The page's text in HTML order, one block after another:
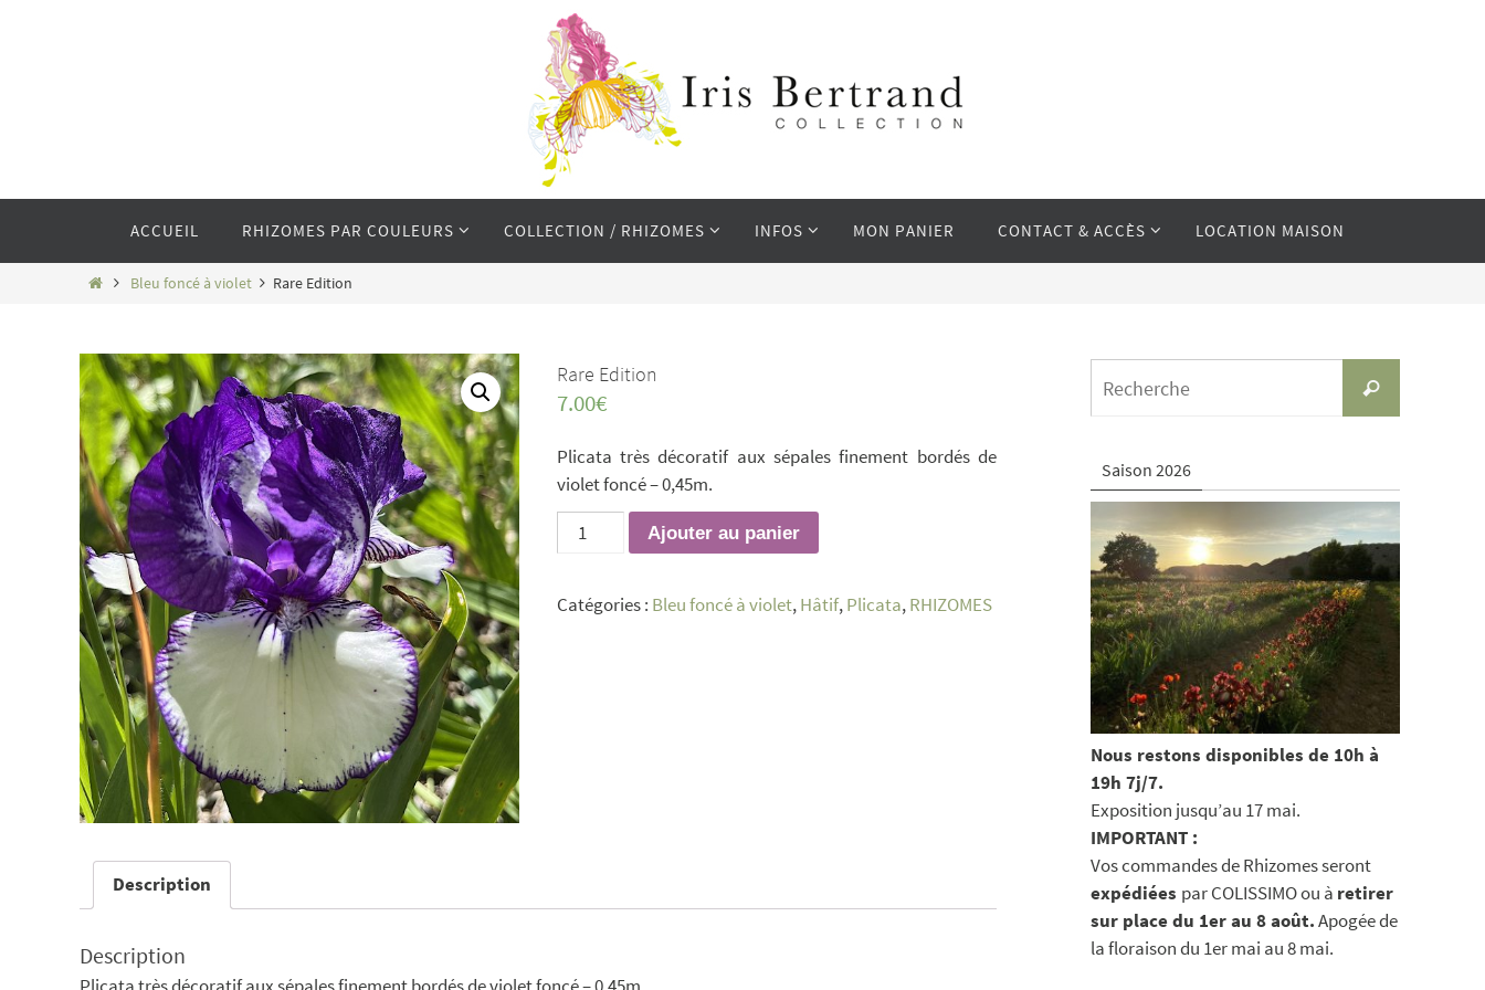
ACCUEIL RHIZOMES PAR COULEURS COLLECTION / RHIZOMES INFOS MON PANIER CONTACT & ACCÈS LOCATION MAISON
HomeBleu foncé à violet Rare Edition
Rare Edition
7.00€
Plicata très décoratif aux sépales finement bordés de
violet foncé – 0,45m.
quantité
de
Edition
Ajouter au panier
Catégories : Bleu foncé à violet,Hâtif,Plicata,RHIZOMES
Description
Description
Recherche
Saison 2026
Nous restons disponibles de 10h à
19h 7j/7.
Exposition jusqu’au 17 mai.
IMPORTANT :
Vos commandes de Rhizomes seront
expédiées par COLISSIMO ou à retirer
sur place du 1er au 8 août.Apogée de
la floraison du 1er mai au 8 mai.